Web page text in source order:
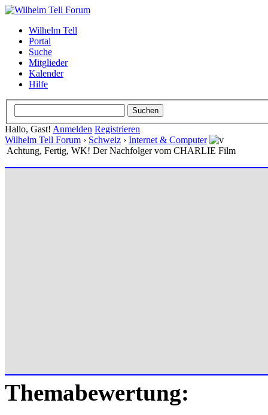
Wilhelm Tell
Portal
Suche
Mitglieder
Kalender
Hilfe
Hallo, Gast! Anmelden Registrieren
Wilhelm Tell Forum › Schweiz › Internet & Computer
Achtung, Fertig, WK! Der Nachfolger vom CHARLIE Film
Themabewertung: